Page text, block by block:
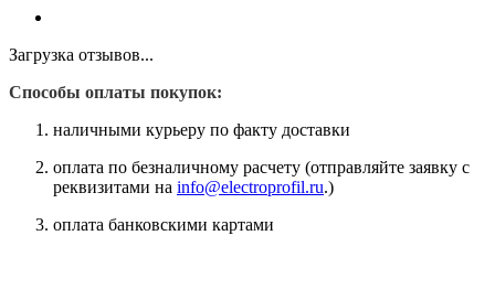
Загрузка отзывов...
Способы оплаты покупок:
наличными курьеру по факту доставки
оплата по безналичному расчету (отправляйте заявку с
реквизитами на info@electroprofil.ru.)
оплата банковскими картами